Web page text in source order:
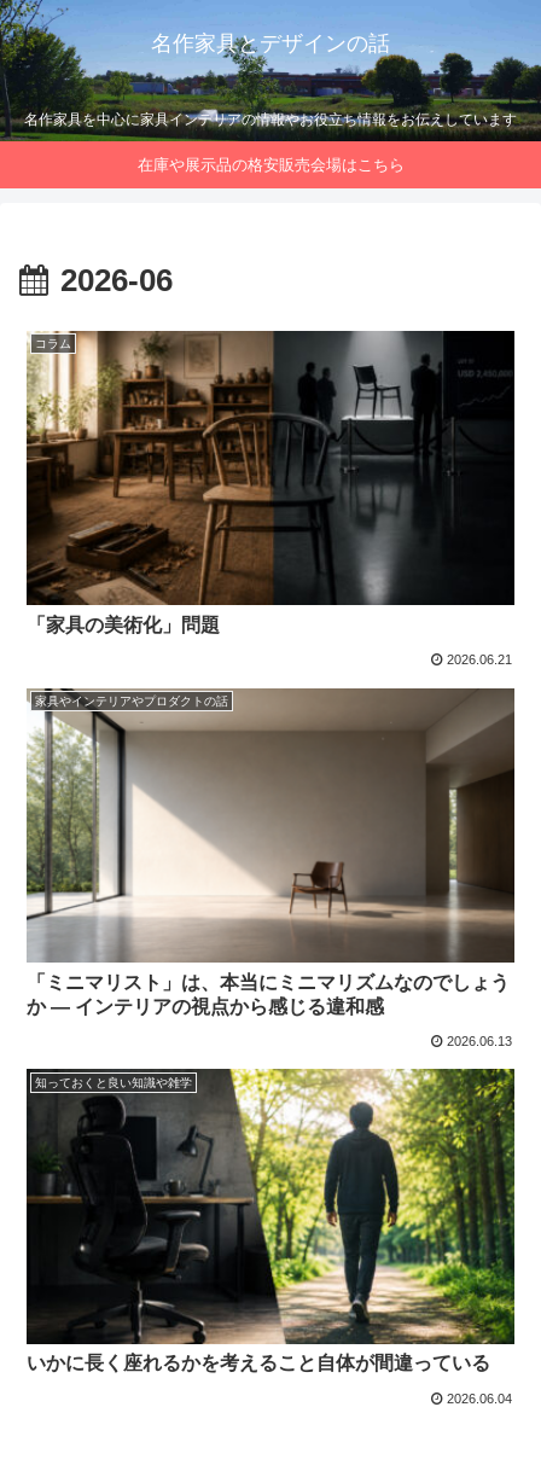
名作家具とデザインの話
名作家具を中心に家具インテリアの情報やお役立ち情報をお伝えしています
在庫や展示品の格安販売会場はこちら
2026-06
コラム
「家具の美術化」問題
2026.06.21
家具やインテリアやプロダクトの話
「ミニマリスト」は、本当にミニマリズムなのでしょう
か ― インテリアの視点から感じる違和感
2026.06.13
知っておくと良い知識や雑学
いかに長く座れるかを考えること自体が間違っている
2026.06.04